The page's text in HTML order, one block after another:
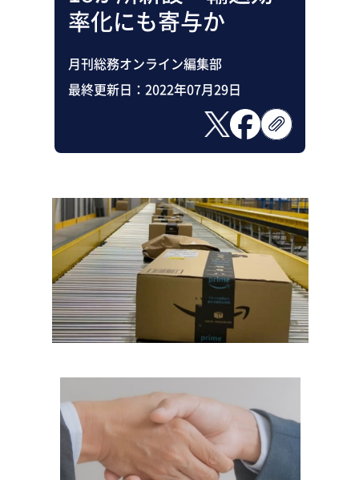
率化にも寄与か
月刊総務オンライン編集部
最終更新日： 2022年07月29日